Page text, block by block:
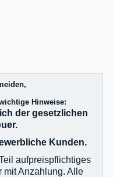
Hinweise:
der gesetzlichen
Kunden.
aufpreispflichtiges
mit Anzahlung. Alle